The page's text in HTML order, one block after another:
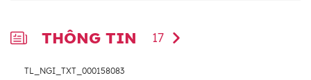
đạo cấp cao Việt Nam tới Cộng hòa
Dominicana, diễn ra trong bối cảnh hai nước
đang hướng tới kỷ niệm 20 năm thiết lập
THÔNG TIN 17
TL_NGI_TXT_000158083